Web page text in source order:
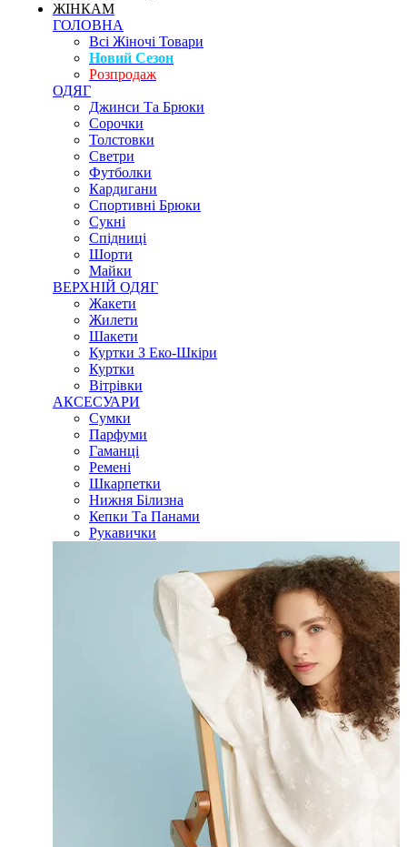
ЖІНКАМ
ГОЛОВНА
Всі Жіночі Товари
Новий Сезон
Розпродаж
ОДЯГ
Джинси Та Брюки
Сорочки
Толстовки
Светри
Футболки
Кардигани
Спортивні Брюки
Сукні
Спідниці
Шорти
Майки
ВЕРХНІЙ ОДЯГ
Жакети
Жилети
Шакети
Куртки З Еко-Шкіри
Куртки
Вітрівки
АКСЕСУАРИ
Сумки
Парфуми
Гаманці
Ремені
Шкарпетки
Нижня Білизна
Кепки Та Панами
Рукавички